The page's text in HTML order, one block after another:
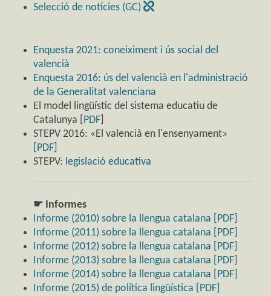
Selecció de notícies (GC)
Enquesta 2021: coneiximent i ús social del
valencià
Enquesta 2016: ús del valencià en l'administració
de la Generalitat valenciana
El model lingüístic del sistema educatiu de
Catalunya [ PDF
STEPV 2016: «El valencià en l'ensenyament»
[PDF]
STEPV: legislació educativa
☛ Informes
Informe (2010) sobre la llengua catalana [PDF]
Informe (2011) sobre la llengua catalana [PDF]
Informe (2012) sobre la llengua catalana [PDF]
Informe (2013) sobre la llengua catalana [PDF]
Informe (2014) sobre la llengua catalana [PDF]
Informe (2015) de política lingüística [PDF]